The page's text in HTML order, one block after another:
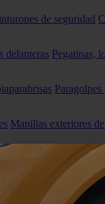
de seguridad
delanteras Pegatinas,
Manillas exteriores
asistida